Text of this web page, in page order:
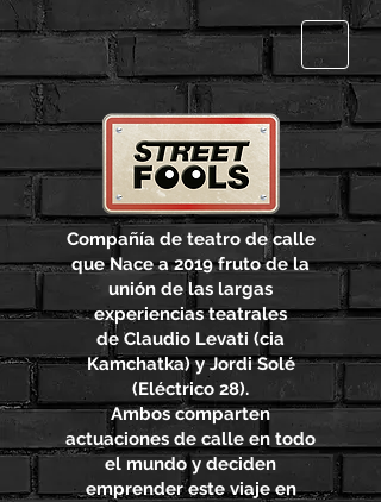
Compañía de teatro de calle
que Nace a 2019 fruto de la
unión de las largas
experiencias teatrales
de Claudio Levati (cia
Kamchatka) y Jordi Solé
(Eléctrico 28).
Ambos comparten
actuaciones de calle en todo
el mundo y deciden
emprender este viaje en